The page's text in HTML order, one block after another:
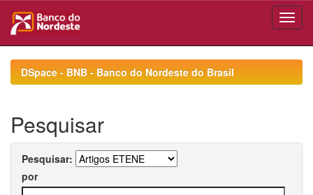
navigationDSpace - BNB - Banco do Nordeste do Brasil
Pesquisar
Pesquisar:
por